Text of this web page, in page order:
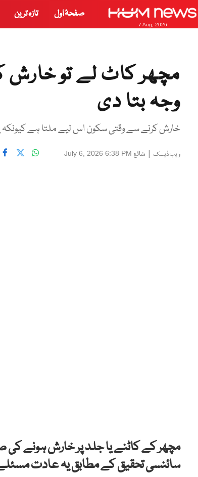
7 Aug, 2026
صفحۂ اول تازہ ترین
مچھر کاٹ لے تو خارش
وجہ بتا دی
خارش کرنے سے وقتی سکون اس لیے ملتا ہے
ویب ڈیسک | شائع July 6, 2026 6:38 PM
مچھر کے کاٹنے یا جلد پر خارش ہونے کی
سائنسی تحقیق کے مطابق یہ عادت